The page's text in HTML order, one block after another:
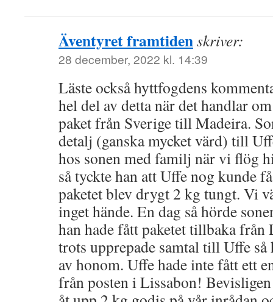
Äventyret framtidenskriver:
28 december, 2022 kl. 14:39
Läste också hyttfogdens
hel del av detta när det handlar
paket från Sverige till Madeira.
detalj (ganska mycket värd) till
hos sonen med familj när vi flög
så tyckte han att Uffe nog kunde
paketet blev drygt 2 kg tungt. Vi
inget hände. En dag så hörde
han hade fått paketet tillbaka från
trots upprepade samtal till Uffe så
av honom. Uffe hade inte fått ett
från posten i Lissabon!